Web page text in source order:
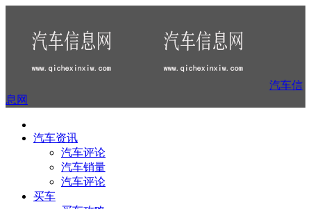
汽车信
息网
汽车资讯
汽车评论
汽车销量
汽车评论
买车